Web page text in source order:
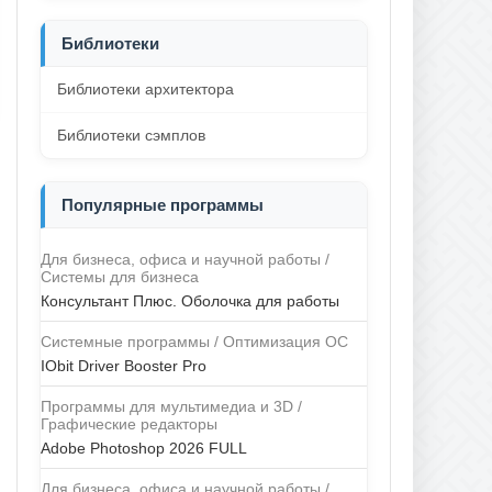
Библиотеки
Библиотеки архитектора
Библиотеки сэмплов
Популярные программы
Для бизнеса, офиса и научной работы /
Системы для бизнеса
Консультант Плюс. Оболочка для работы
Системные программы / Оптимизация ОС
IObit Driver Booster Pro
Программы для мультимедиа и 3D /
Графические редакторы
Adobe Photoshop 2026 FULL